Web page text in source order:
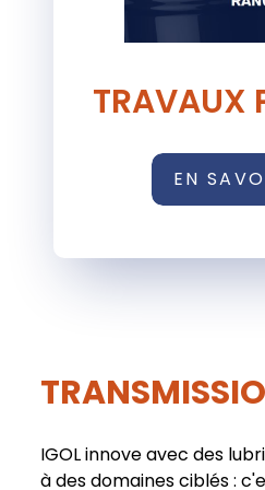
TRAVAUX
EN
IGOL innove avec des
à des domaines ciblés :